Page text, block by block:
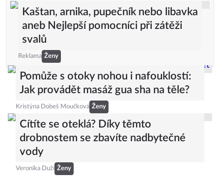
Kaštan, arnika, pupečník nebo libavka
aneb Nejlepší pomocníci při zátěži
svalů
Reklama Ženy
Pomůže s otoky nohou i nafouklostí:
Jak provádět masáž gua sha na těle?
Kristýna Dobeš Moučková Ženy
Cítíte se oteklá? Díky těmto
drobnostem se zbavíte nadbytečné
vody
Veronika Duží Ženy